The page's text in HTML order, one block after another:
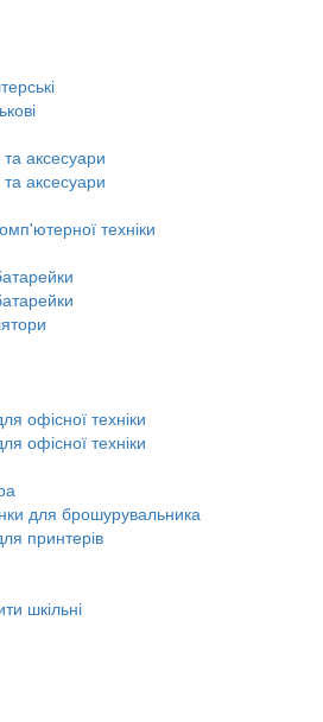
аксесуари
аксесуари
техніки
офісної техніки
офісної техніки
для брошурувальника
принтерів
шкільні